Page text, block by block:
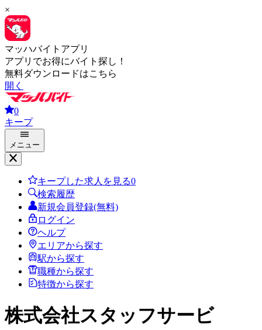
×
マッハバイトアプリ
アプリでお得にバイト探し！
無料ダウンロードはこちら
開く
0
キープ
メニュー
キープした求人を見る0
検索履歴
新規会員登録(無料)
ログイン
ヘルプ
エリアから探す
駅から探す
職種から探す
特徴から探す
株式会社スタッフサービ